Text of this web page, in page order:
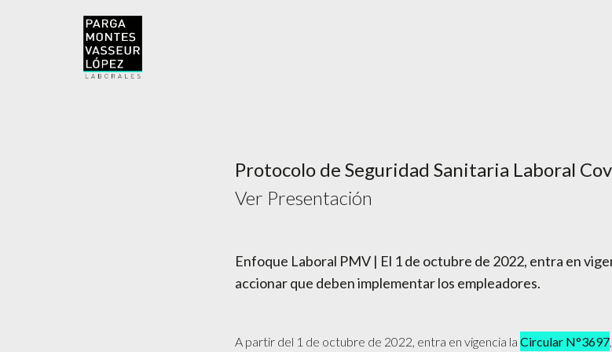
Protocolo de Seguridad Sanitaria Laboral
Ver Presentación
Enfoque Laboral PMV | El 1 de octubre de 2022, entra en
accionar que deben implementar los empleadores.
A partir del 1 de octubre de 2022, entra en vigencia la Circular N°3697